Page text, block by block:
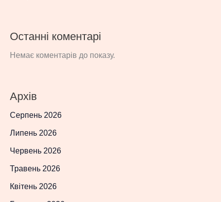
Останні коментарі
Немає коментарів до показу.
Архів
Серпень 2026
Липень 2026
Червень 2026
Травень 2026
Квітень 2026